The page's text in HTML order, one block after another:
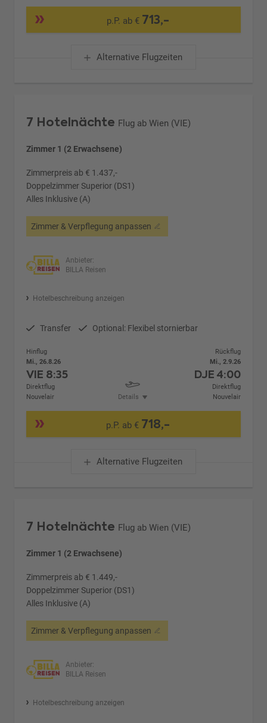
p.P. ab € 713,-
Alternative Flugzeiten
7 Hotelnächte Flug ab Wien (VIE)
Zimmer 1 (2 Erwachsene)
Zimmerpreis ab € 1.437,-
Doppelzimmer Superior (DS1)
Alles Inklusive (A)
Zimmer & Verpflegung anpassen
Anbieter:
BILLA Reisen
Hotelbeschreibung anzeigen
Transfer Optional: Flexibel stornierbar
Hinflug
Mi., 26.8.26
VIE 8:35
Direktflug
Nouvelair
Details
Rückflug
Mi., 2.9.26
DJE 4:00
Direktflug
Nouvelair
p.P. ab € 718,-
Alternative Flugzeiten
7 Hotelnächte Flug ab Wien (VIE)
Zimmer 1 (2 Erwachsene)
Zimmerpreis ab € 1.449,-
Doppelzimmer Superior (DS1)
Alles Inklusive (A)
Zimmer & Verpflegung anpassen
Anbieter:
BILLA Reisen
Hotelbeschreibung anzeigen